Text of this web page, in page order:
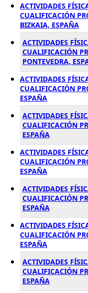
ACTIVIDADES
CUALIFICACIÓN
BIZKAIA, ESPAÑA
ACTIVIDADES
CUALIFICACIÓN
PONTEVEDRA,
ACTIVIDADES
CUALIFICACIÓN
ESPAÑA
ACTIVIDADES
CUALIFICACIÓN
ESPAÑA
ACTIVIDADES
CUALIFICACIÓN
ESPAÑA
ACTIVIDADES
CUALIFICACIÓN
ESPAÑA
ACTIVIDADES
CUALIFICACIÓN
ESPAÑA
ACTIVIDADES
CUALIFICACIÓN
ESPAÑA